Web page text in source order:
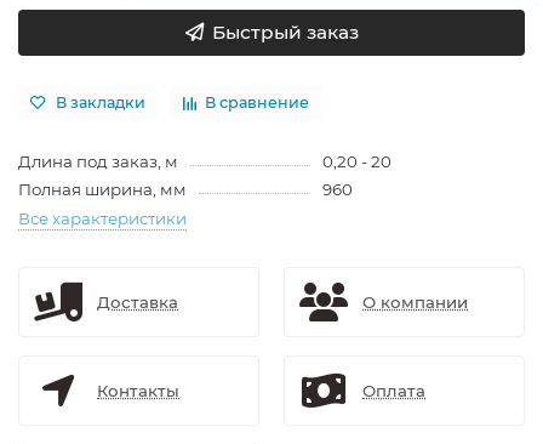
Быстрый заказ
В закладки В сравнение
Длина под заказ, м
0,20 - 20
Полная ширина, мм
960
Все характеристики
Доставка О компании
Контакты Оплата